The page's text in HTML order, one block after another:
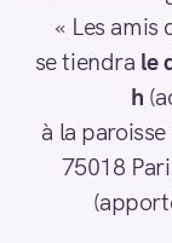
« Les
se tiendra le
h
à la
75018